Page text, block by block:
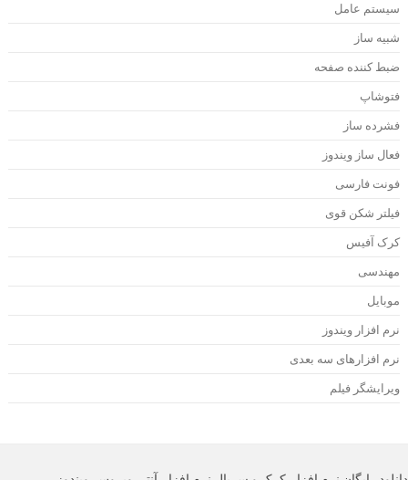
عامل
ساز
کننده صفحه
ساز
ساز ویندوز
فارسی
شکن قوی
آفیس
افزار ویندوز
افزارهای سه بعدی
فیلم